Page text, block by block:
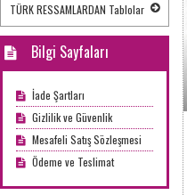
TÜRK RESSAMLARDAN Tablolar
Bilgi Sayfaları
İade Şartları
Gizlilik ve Güvenlik
Mesafeli Satış Sözleşmesi
Ödeme ve Teslimat